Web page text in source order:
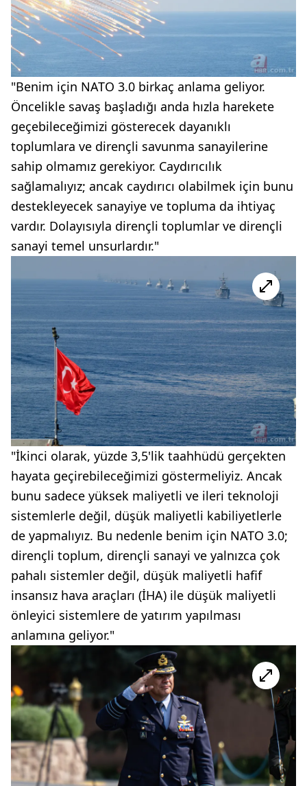
"Benim için NATO 3.0 birkaç anlama geliyor.
Öncelikle savaş başladığı anda hızla harekete
geçebileceğimizi gösterecek dayanıklı
toplumlara ve dirençli savunma sanayilerine
sahip olmamız gerekiyor. Caydırıcılık
sağlamalıyız; ancak caydırıcı olabilmek için bunu
destekleyecek sanayiye ve topluma da ihtiyaç
vardır. Dolayısıyla dirençli toplumlar ve dirençli
sanayi temel unsurlardır."
"İkinci olarak, yüzde 3,5'lik taahhüdü gerçekten
hayata geçirebileceğimizi göstermeliyiz. Ancak
bunu sadece yüksek maliyetli ve ileri teknoloji
sistemlerle değil, düşük maliyetli kabiliyetlerle
de yapmalıyız. Bu nedenle benim için NATO 3.0;
dirençli toplum, dirençli sanayi ve yalnızca çok
pahalı sistemler değil, düşük maliyetli hafif
insansız hava araçları (İHA) ile düşük maliyetli
önleyici sistemlere de yatırım yapılması
anlamına geliyor."